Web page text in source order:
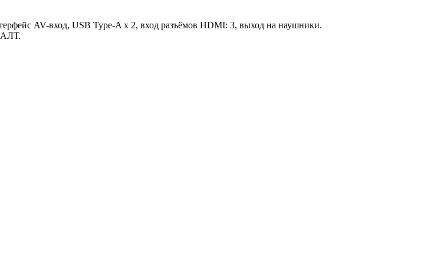
AV-вход, USB Type-A x 2, вход разъёмов HDMI: 3, выход на наушники.